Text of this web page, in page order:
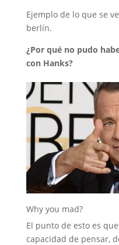
Ejemplo de lo que se
berlín.
¿Por qué no pudo
con Hanks?
Why you mad?
El punto de esto es
capacidad de pensar,